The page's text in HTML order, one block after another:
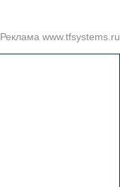
Реклама www.tfsystems.ru